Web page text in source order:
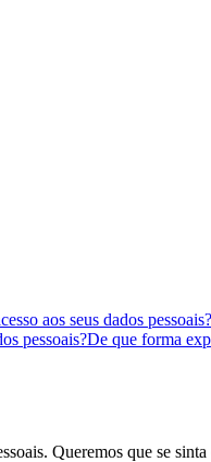
aos seus dados pessoais?
pessoais?De que forma
Queremos que se